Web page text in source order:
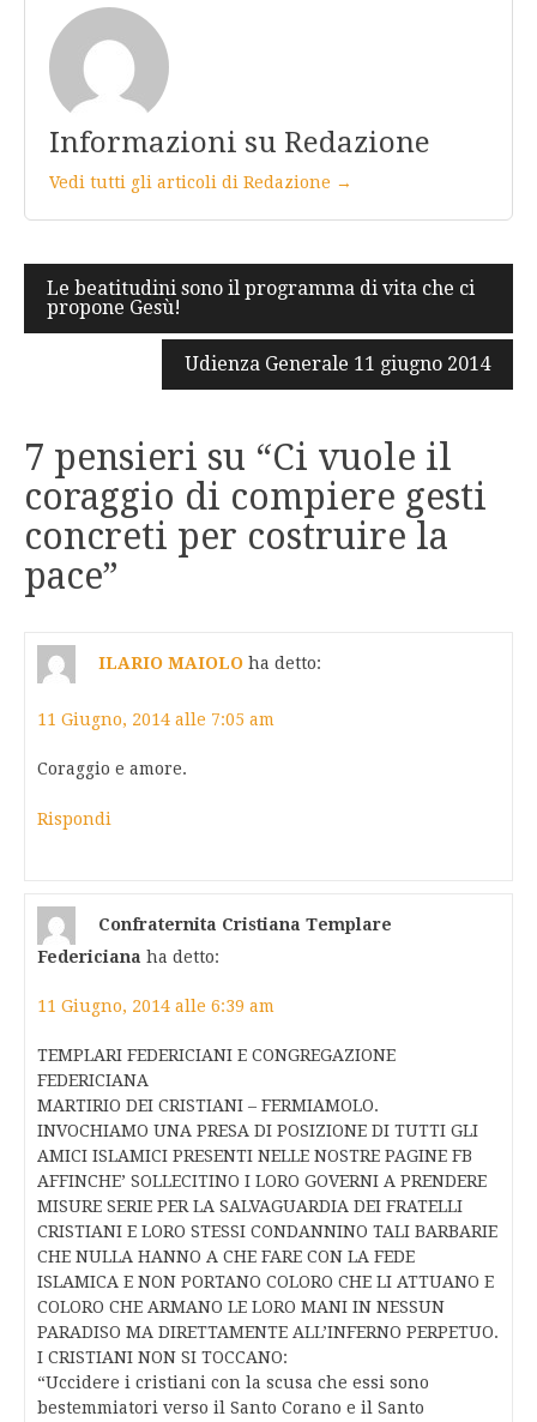
Informazioni su Redazione
Vedi tutti gli articoli di Redazione →
Navigazione
articoli
Le beatitudini sono il programma di vita che ci
propone Gesù!
Udienza Generale 11 giugno 2014
7 pensieri su “Ci vuole il
coraggio di compiere gesti
concreti per costruire la
pace”
ILARIO MAIOLO ha detto:
11 Giugno, 2014 alle 7:05 am
Coraggio e amore.
Rispondi
Confraternita Cristiana Templare
Federiciana ha detto:
11 Giugno, 2014 alle 6:39 am
TEMPLARI FEDERICIANI E CONGREGAZIONE
FEDERICIANA
MARTIRIO DEI CRISTIANI – FERMIAMOLO.
INVOCHIAMO UNA PRESA DI POSIZIONE DI TUTTI GLI
AMICI ISLAMICI PRESENTI NELLE NOSTRE PAGINE FB
AFFINCHE’ SOLLECITINO I LORO GOVERNI A PRENDERE
MISURE SERIE PER LA SALVAGUARDIA DEI FRATELLI
CRISTIANI E LORO STESSI CONDANNINO TALI BARBARIE
CHE NULLA HANNO A CHE FARE CON LA FEDE
ISLAMICA E NON PORTANO COLORO CHE LI ATTUANO E
COLORO CHE ARMANO LE LORO MANI IN NESSUN
PARADISO MA DIRETTAMENTE ALL’INFERNO PERPETUO.
I CRISTIANI NON SI TOCCANO:
“Uccidere i cristiani con la scusa che essi sono
bestemmiatori verso il Santo Corano e il Santo